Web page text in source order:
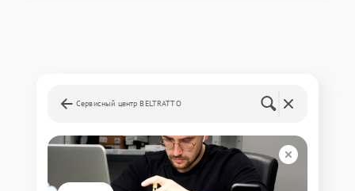
Сервисный центр BELTRATTO